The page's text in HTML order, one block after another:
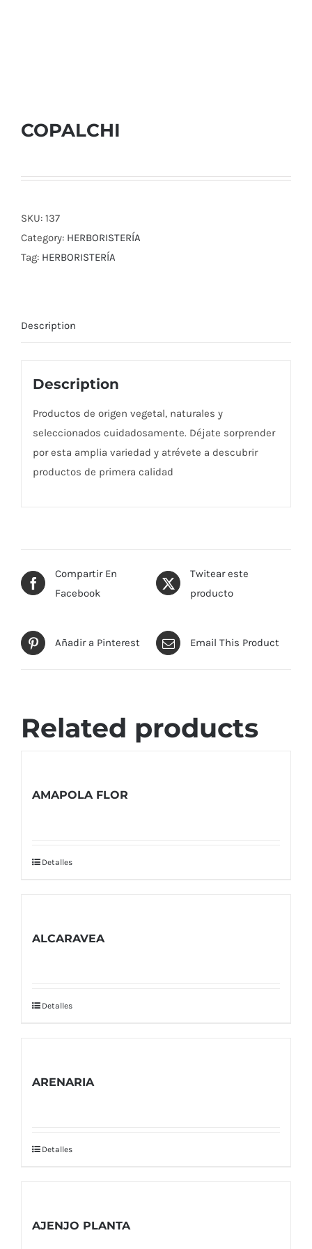
COPALCHI
SKU: 137
Category: HERBORISTERÍA
Tag: HERBORISTERÍA
Description
Description
Productos de origen vegetal, naturales y
seleccionados cuidadosamente. Déjate sorprender
por esta amplia variedad y atrévete a descubrir
productos de primera calidad
Compartir En
Facebook
Twitear este
producto
Añadir a Pinterest Email This Product
Related products
AMAPOLA FLOR
Detalles
ALCARAVEA
Detalles
ARENARIA
Detalles
AJENJO PLANTA